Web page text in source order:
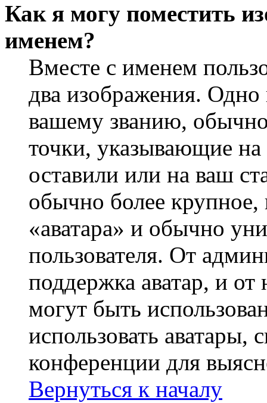
Как я могу поместить
именем?
Вместе с именем
два изображения.
вашему званию, обычно
точки, указывающие
оставили или на ваш
обычно более крупное,
«аватара» и обычно
пользователя. От
поддержка аватар, и от
могут быть
использовать аватары,
конференции для
Вернуться к началу